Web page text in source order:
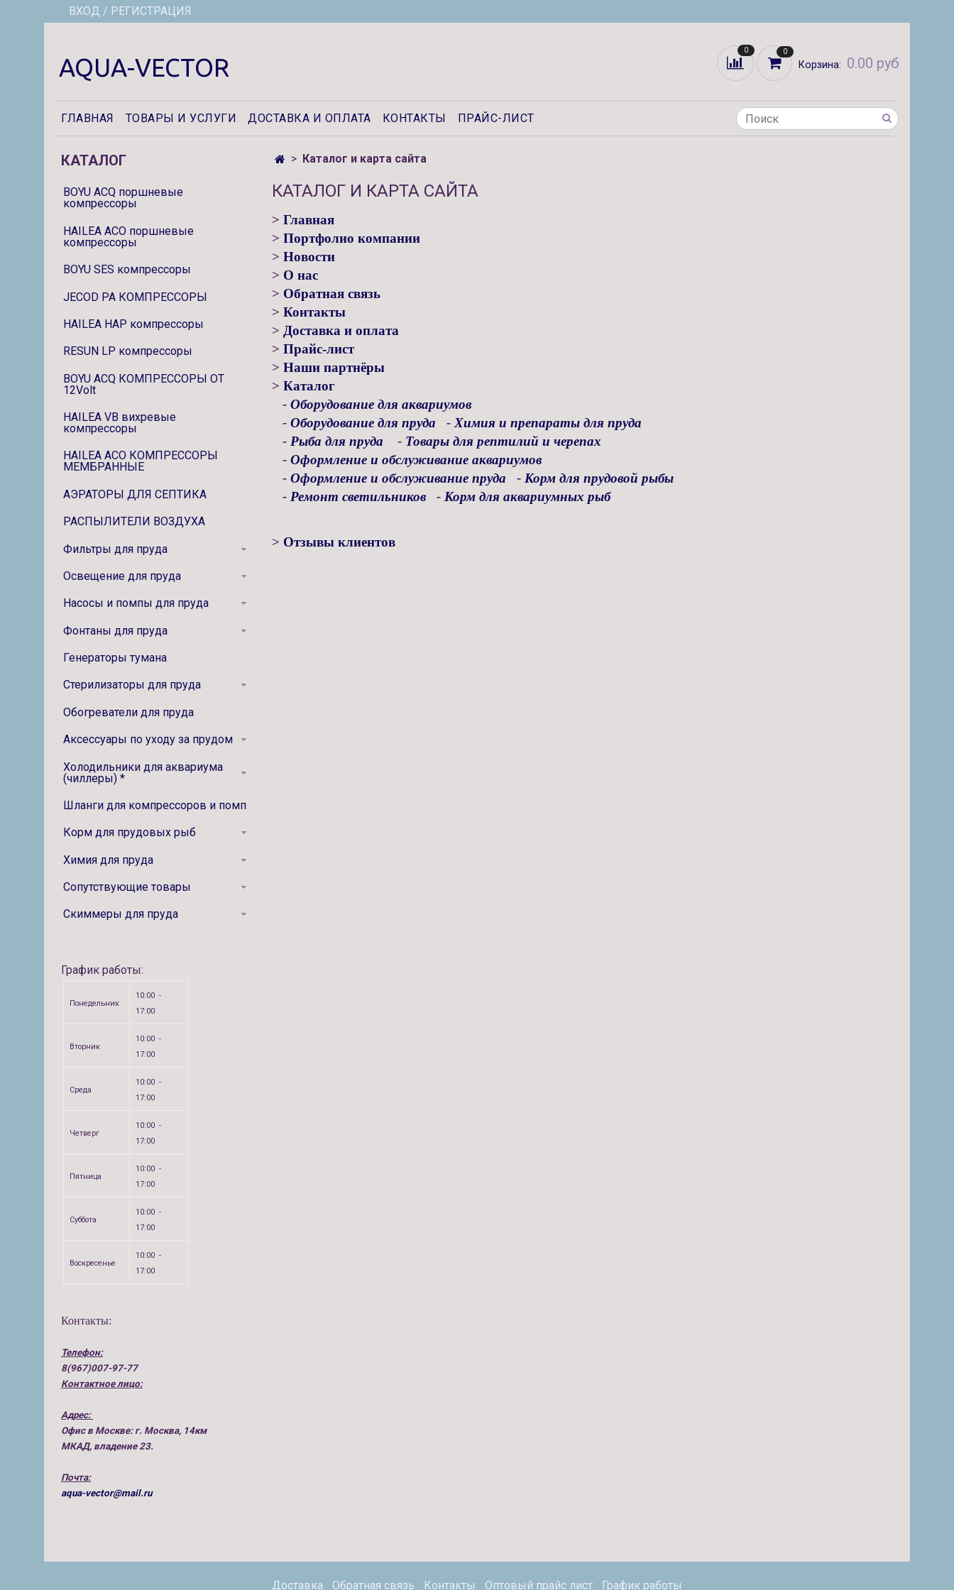
ВХОД / РЕГИСТРАЦИЯ
AQUA-VECTOR
0 0
Корзина: 0.00 руб
ГЛАВНАЯ ТОВАРЫ И УСЛУГИ ДОСТАВКА И ОПЛАТА КОНТАКТЫ ПРАЙС-ЛИСТ
Каталог и карта сайта
КАТАЛОГ И КАРТА САЙТА
> Главная
> Портфолио компании
> Новости
> О нас
> Обратная связь
> Контакты
> Доставка и оплата
> Прайс-лист
> Наши партнёры
> Каталог
- Оборудование для аквариумов
- Оборудование для пруда - Химия и препараты для пруда
- Рыба для пруда - Товары для рептилий и черепах
- Оформление и обслуживание аквариумов
- Оформление и обслуживание пруда - Корм для прудовой рыбы
- Ремонт светильников - Корм для аквариумных рыб
> Отзывы клиентов
КАТАЛОГ
BOYU ACQ поршневые
компрессоры
HAILEA ACO поршневые
компрессоры
BOYU SES компрессоры
JECOD PA КОМПРЕССОРЫ
HAILEA HAP компрессоры
RESUN LP компрессоры
BOYU ACQ КОМПРЕССОРЫ ОТ
12Volt
HAILEA VB вихревые
компрессоры
HAILEA ACO КОМПРЕССОРЫ
МЕМБРАННЫЕ
АЭРАТОРЫ ДЛЯ СЕПТИКА
РАСПЫЛИТЕЛИ ВОЗДУХА
Фильтры для пруда
Освещение для пруда
Насосы и помпы для пруда
Фонтаны для пруда
Генераторы тумана
Стерилизаторы для пруда
Обогреватели для пруда
Аксессуары по уходу за прудом
Холодильники для аквариума
(чиллеры) *
Шланги для компрессоров и помп
Корм для прудовых рыб
Химия для пруда
Сопутствующие товары
Скиммеры для пруда
График работы:
Понедельник
10:00 -
17:00
Вторник
10:00 -
17:00
Среда
10:00 -
17:00
Четверг
10:00 -
17:00
Пятница
10:00 -
17:00
Суббота
10:00 -
17:00
Воскресенье
10:00 -
17:00
Контакты:
Телефон:
8(967)007-97-77
Контактное лицо:
Адрес:
Офис в Москве: г. Москва, 14км
МКАД, владение 23.
Почта:
aqua-vector@mail.ru
Доставка Обратная связь Контакты Оптовый прайс лист График работы